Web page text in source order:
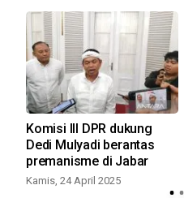
Komisi III DPR dukung
Dedi Mulyadi berantas
premanisme di Jabar
Kamis, 24 April 2025